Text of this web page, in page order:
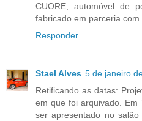
CUORE, automóvel de
fabricado em parceria
Responder
Stael Alves 5 de janeiro
Retificando as datas:
em que foi arquivado. Em
ser apresentado no